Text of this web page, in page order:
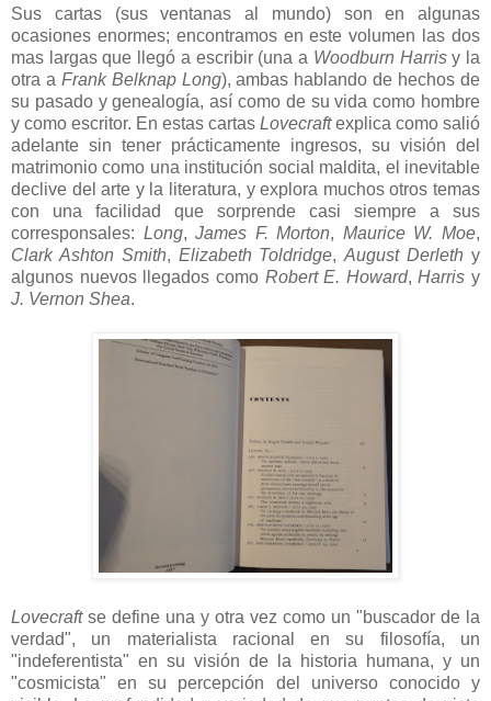
Sus cartas (sus ventanas al mundo) son en algunas
ocasiones enormes; encontramos en este volumen las dos
mas largas que llegó a escribir (una a Woodburn Harrisy la
otra a Frank Belknap Long), ambas hablando de hechos de
su pasado y genealogía, así como de su vida como hombre
y como escritor. En estas cartas Lovecraftexplica como salió
adelante sin tener prácticamente ingresos, su visión del
matrimonio como una institución social maldita, el inevitable
declive del arte y la literatura, y explora muchos otros temas
con una facilidad que sorprende casi siempre a sus
corresponsales: Long,James F. Morton, Maurice W. Moe,
Clark Ashton Smith, Elizabeth Toldridge,August Derleth y
algunos nuevos llegados como Robert E. Howard,Harris y
J. Vernon Shea.
Lovecraftse define una y otra vez como un "buscador de la
verdad", un materialista racional en su filosofía, un
"indeferentista" en su visión de la historia humana, y un
"cosmicista" en su percepción del universo conocido y